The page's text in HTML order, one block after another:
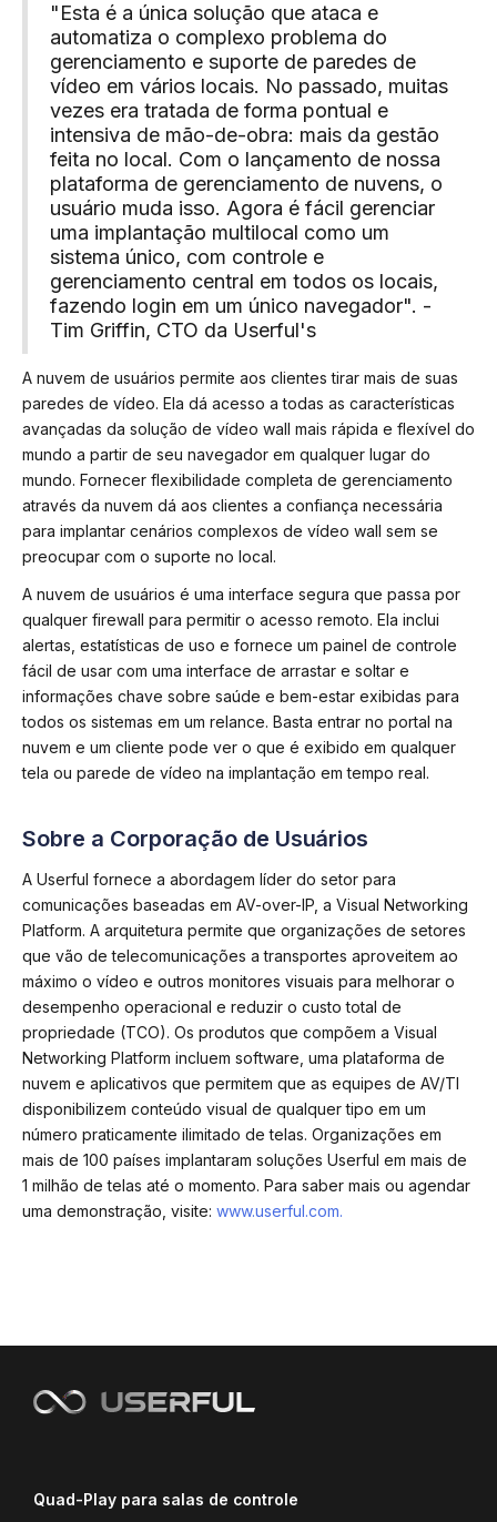
"Esta é a única solução que ataca e
automatiza o complexo problema do
gerenciamento e suporte de paredes de
vídeo em vários locais. No passado, muitas
vezes era tratada de forma pontual e
intensiva de mão-de-obra: mais da gestão
feita no local. Com o lançamento de nossa
plataforma de gerenciamento de nuvens, o
usuário muda isso. Agora é fácil gerenciar
uma implantação multilocal como um
sistema único, com controle e
gerenciamento central em todos os locais,
fazendo login em um único navegador". -
Tim Griffin, CTO da Userful's
A nuvem de usuários permite aos clientes tirar mais de suas
paredes de vídeo. Ela dá acesso a todas as características
avançadas da solução de vídeo wall mais rápida e flexível do
mundo a partir de seu navegador em qualquer lugar do
mundo. Fornecer flexibilidade completa de gerenciamento
através da nuvem dá aos clientes a confiança necessária
para implantar cenários complexos de vídeo wall sem se
preocupar com o suporte no local.
A nuvem de usuários é uma interface segura que passa por
qualquer firewall para permitir o acesso remoto. Ela inclui
alertas, estatísticas de uso e fornece um painel de controle
fácil de usar com uma interface de arrastar e soltar e
informações chave sobre saúde e bem-estar exibidas para
todos os sistemas em um relance. Basta entrar no portal na
nuvem e um cliente pode ver o que é exibido em qualquer
tela ou parede de vídeo na implantação em tempo real.
Sobre a Corporação de Usuários
A Userful fornece a abordagem líder do setor para
comunicações baseadas em AV-over-IP, a Visual Networking
Platform. A arquitetura permite que organizações de setores
que vão de telecomunicações a transportes aproveitem ao
máximo o vídeo e outros monitores visuais para melhorar o
desempenho operacional e reduzir o custo total de
propriedade (TCO). Os produtos que compõem a Visual
Networking Platform incluem software, uma plataforma de
nuvem e aplicativos que permitem que as equipes de AV/TI
disponibilizem conteúdo visual de qualquer tipo em um
número praticamente ilimitado de telas. Organizações em
mais de 100 países implantaram soluções Userful em mais de
1 milhão de telas até o momento. Para saber mais ou agendar
uma demonstração, visite: www.userful.com.
Quad-Play para salas de controle